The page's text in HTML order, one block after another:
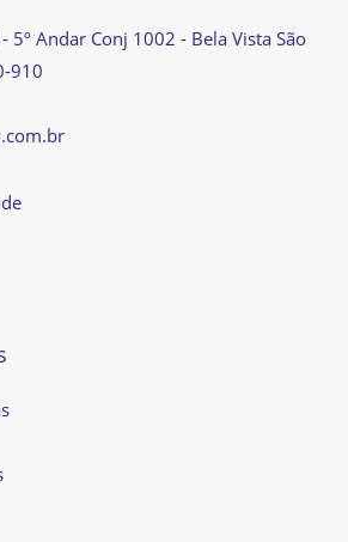
5º Andar Conj 1002 - Bela Vista São
910